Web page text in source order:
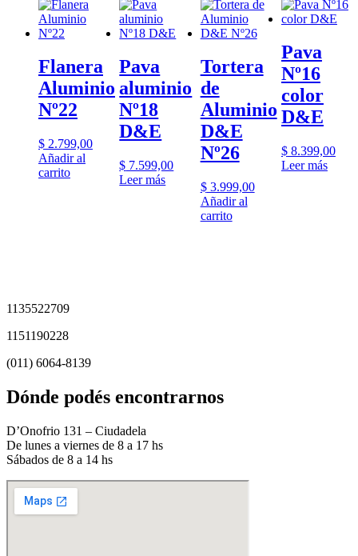
Flanera
Aluminio
Nº22
$ 2.799,00
Añadir al
carrito
Pava
aluminio
Nº18
D&E
$ 7.599,00
Leer más
Tortera
de
Aluminio
D&E
Nº26
$3.999,00
Añadir al
carrito
Pava
Nº16
color
D&E
$8.399,00
Leer más
1135522709
1151190228
(011) 6064-8139
Dónde podés encontrarnos
D’Onofrio 131 – Ciudadela
De lunes a viernes de 8 a 17 hs
Sábados de 8 a 14 hs